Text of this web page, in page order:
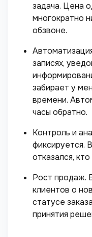
задача. Цена
многократно
обзвоне.
записях,
забирает у
времени.
часы обратно.
Контроль и
фиксируется.
отказался,
Рост продаж.
клиентов о
статусе
принятия